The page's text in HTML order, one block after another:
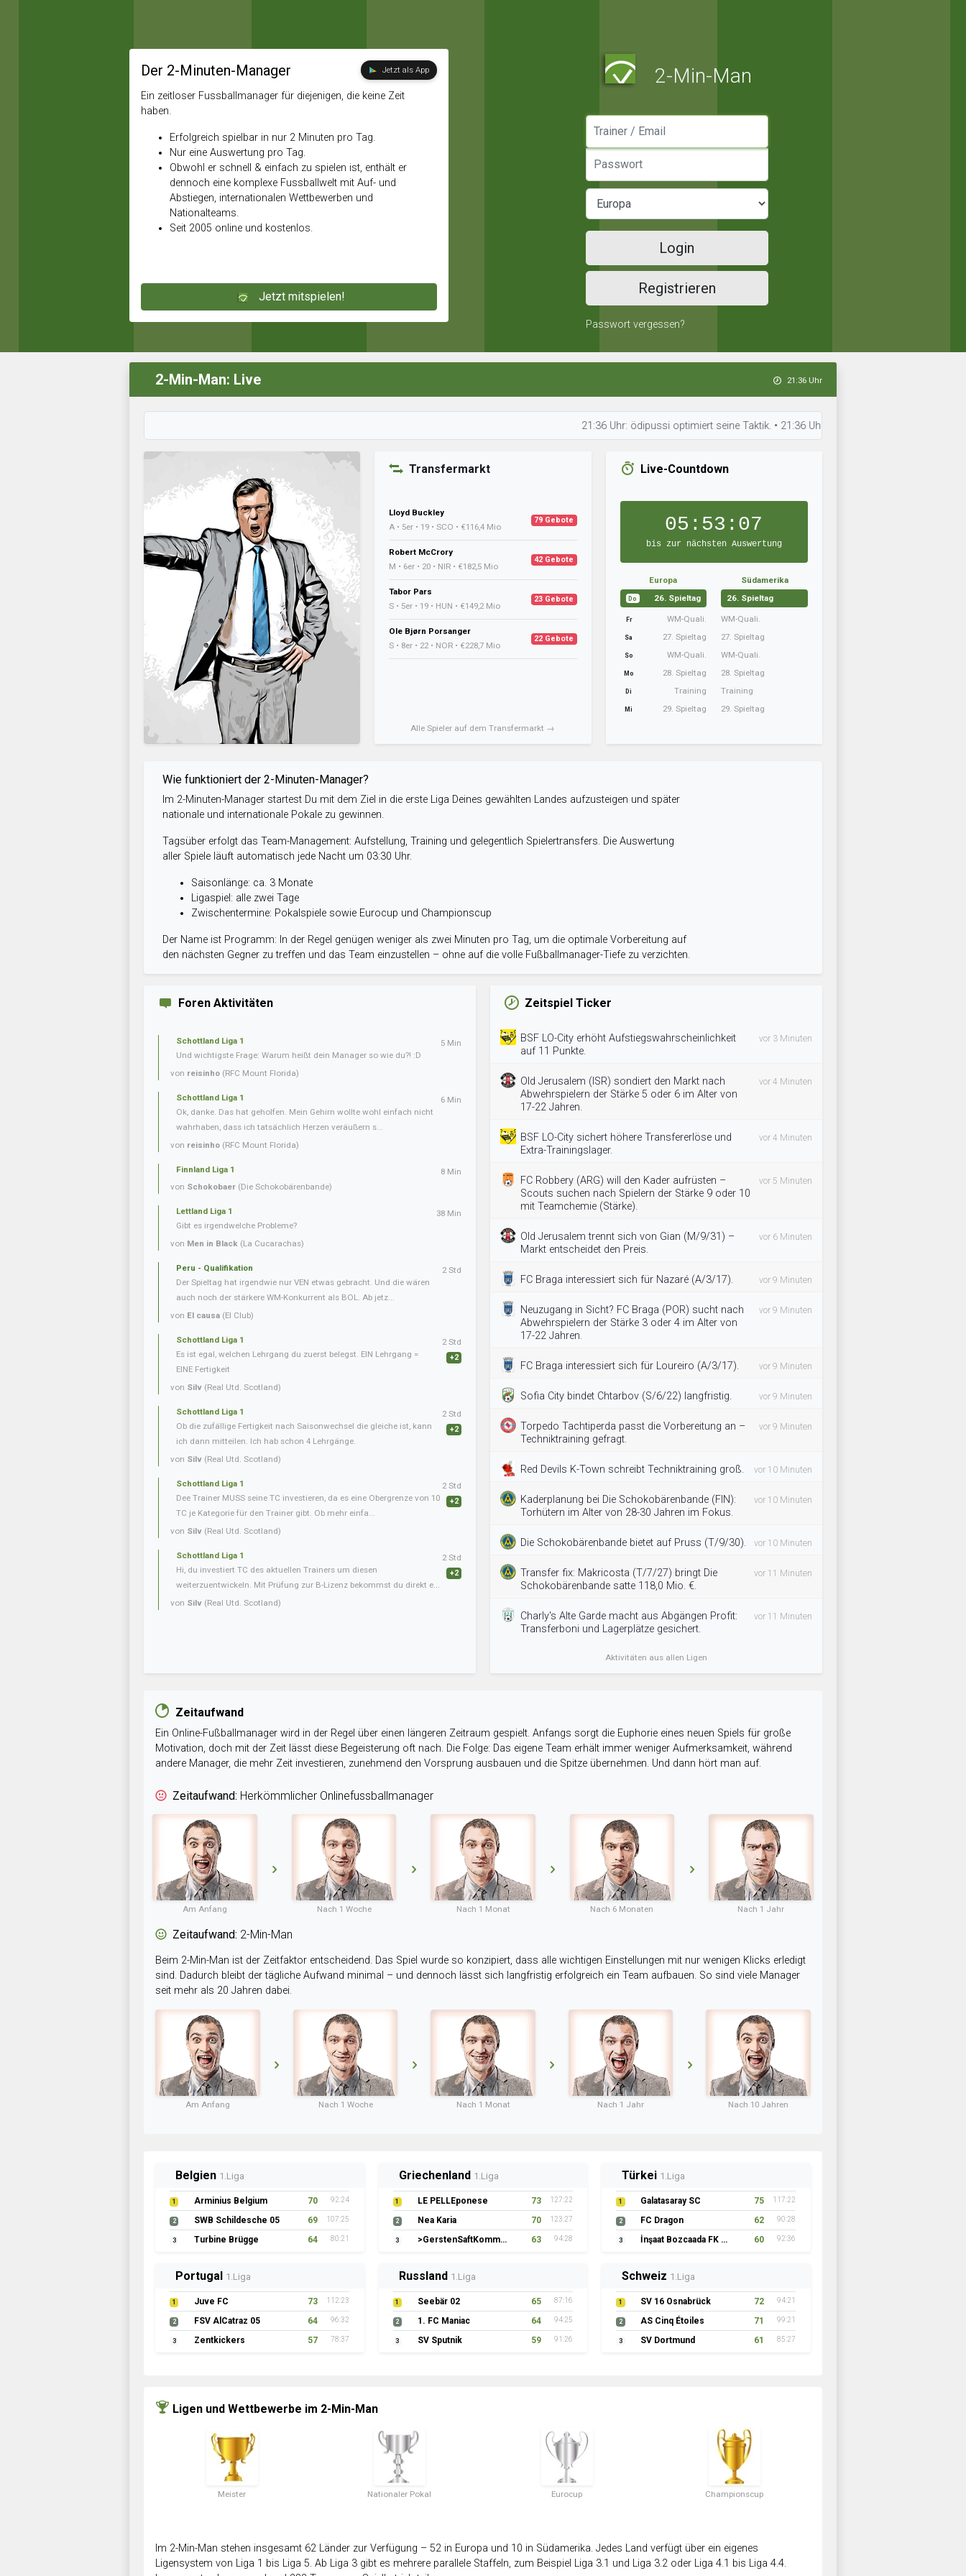
Der 2-Minuten-Manager Jetzt als App
Ein zeitloser Fussballmanager für diejenigen, die keine Zeit
haben.
Erfolgreich spielbar in nur 2 Minuten pro Tag.
Nur eine Auswertung pro Tag.
Obwohl er schnell & einfach zu spielen ist, enthält er
dennoch eine komplexe Fussballwelt mit Auf- und
Abstiegen, internationalen Wettbewerben und
Nationalteams.
Seit 2005 online und kostenlos.
Jetzt mitspielen!
2-Min-Man
Login
Registrieren
Passwort vergessen?
2-Min-Man: Live 21:36 Uhr
21:36 Uhr: ödipussi optimiert seine Taktik. • 21:36 Uhr: homer´s Gurkentruppe hat sein
Transfermarkt
Lloyd Buckley
A • 5er • 19 • SCO • €116,4 Mio
79 Gebote
Robert McCrory
M • 6er • 20 • NIR • €182,5 Mio
42 Gebote
Tabor Pars
S • 5er • 19 • HUN • €149,2 Mio
23 Gebote
Ole Bjørn Porsanger
S • 8er • 22 • NOR • €228,7 Mio
22 Gebote
Alle Spieler auf dem Transfermarkt →
Live-Countdown
05:53:06
bis zur nächsten Auswertung
Europa
Do 26. Spieltag
Fr WM-Quali.
Sa 27. Spieltag
So WM-Quali.
Mo 28. Spieltag
Di Training
Mi 29. Spieltag
Südamerika
26. Spieltag
WM-Quali.
27. Spieltag
WM-Quali.
28. Spieltag
Training
29. Spieltag
Wie funktioniert der 2-Minuten-Manager?
Im 2-Minuten-Manager startest Du mit dem Ziel in die erste Liga Deines gewählten Landes aufzusteigen und später
nationale und internationale Pokale zu gewinnen.
Tagsüber erfolgt das Team-Management: Aufstellung, Training und gelegentlich Spielertransfers. Die Auswertung
aller Spiele läuft automatisch jede Nacht um 03:30 Uhr.
Saisonlänge: ca. 3 Monate
Ligaspiel: alle zwei Tage
Zwischentermine: Pokalspiele sowie Eurocup und Championscup
Der Name ist Programm: In der Regel genügen weniger als zwei Minuten pro Tag, um die optimale Vorbereitung auf
den nächsten Gegner zu treffen und das Team einzustellen – ohne auf die volle Fußballmanager-Tiefe zu verzichten.
Foren Aktivitäten
Schottland Liga 1
Und wichtigste Frage: Warum heißt dein Manager so wie du?! :D
von reisinho (RFC Mount Florida)
5 Min
Schottland Liga 1
Ok, danke. Das hat geholfen. Mein Gehirn wollte wohl einfach nicht
wahrhaben, dass ich tatsächlich Herzen veräußern s...
von reisinho (RFC Mount Florida)
6 Min
Finnland Liga 1
von Schokobaer (Die Schokobärenbande)
8 Min
Lettland Liga 1
Gibt es irgendwelche Probleme?
von Men in Black (La Cucarachas)
38 Min
Peru - Qualifikation
Der Spieltag hat irgendwie nur VEN etwas gebracht. Und die wären
auch noch der stärkere WM-Konkurrent als BOL. Ab jetz...
von El causa (El Club)
2 Std
Schottland Liga 1
Es ist egal, welchen Lehrgang du zuerst belegst. EIN Lehrgang =
EINE Fertigkeit
von Silv (Real Utd. Scotland)
2 Std
+2
Schottland Liga 1
Ob die zufällige Fertigkeit nach Saisonwechsel die gleiche ist, kann
ich dann mitteilen. Ich hab schon 4 Lehrgänge.
von Silv (Real Utd. Scotland)
2 Std
+2
Schottland Liga 1
Dee Trainer MUSS seine TC investieren, da es eine Obergrenze von 10
TC je Kategorie für den Trainer gibt. Ob mehr einfa...
von Silv (Real Utd. Scotland)
2 Std
+2
Schottland Liga 1
Hi, du investiert TC des aktuellen Trainers um diesen
weiterzuentwickeln. Mit Prüfung zur B-Lizenz bekommst du direkt e...
von Silv (Real Utd. Scotland)
2 Std
+2
Zeitspiel Ticker
BSF LO-City erhöht Aufstiegswahrscheinlichkeit
auf 11 Punkte.
vor 3 Minuten
Old Jerusalem (ISR) sondiert den Markt nach
Abwehrspielern der Stärke 5 oder 6 im Alter von
17-22 Jahren.
vor 4 Minuten
BSF LO-City sichert höhere Transfererlöse und
Extra-Trainingslager.
vor 4 Minuten
FC Robbery (ARG) will den Kader aufrüsten –
Scouts suchen nach Spielern der Stärke 9 oder 10
mit Teamchemie (Stärke).
vor 5 Minuten
Old Jerusalem trennt sich von Gian (M/9/31) –
Markt entscheidet den Preis.
vor 6 Minuten
FC Braga interessiert sich für Nazaré (A/3/17). vor 9 Minuten
Neuzugang in Sicht? FC Braga (POR) sucht nach
Abwehrspielern der Stärke 3 oder 4 im Alter von
17-22 Jahren.
vor 9 Minuten
FC Braga interessiert sich für Loureiro (A/3/17). vor 9 Minuten
Sofia City bindet Chtarbov (S/6/22) langfristig. vor 9 Minuten
Torpedo Tachtiperda passt die Vorbereitung an –
Techniktraining gefragt.
vor 9 Minuten
Red Devils K-Town schreibt Techniktraining groß. vor 10 Minuten
Kaderplanung bei Die Schokobärenbande (FIN):
Torhütern im Alter von 28-30 Jahren im Fokus.
vor 10 Minuten
Die Schokobärenbande bietet auf Pruss (T/9/30). vor 10 Minuten
Transfer fix: Makricosta (T/7/27) bringt Die
Schokobärenbande satte 118,0 Mio. €.
vor 11 Minuten
Charly's Alte Garde macht aus Abgängen Profit:
Transferboni und Lagerplätze gesichert.
vor 11 Minuten
Aktivitäten aus allen Ligen
Zeitaufwand
Ein Online-Fußballmanager wird in der Regel über einen längeren Zeitraum gespielt. Anfangs sorgt die Euphorie eines neuen Spiels für große
Motivation, doch mit der Zeit lässt diese Begeisterung oft nach. Die Folge: Das eigene Team erhält immer weniger Aufmerksamkeit, während
andere Manager, die mehr Zeit investieren, zunehmend den Vorsprung ausbauen und die Spitze übernehmen. Und dann hört man auf.
Zeitaufwand: Herkömmlicher Onlinefussballmanager
Am Anfang Nach 1 Woche Nach 1 Monat Nach 6 Monaten Nach 1 Jahr
Zeitaufwand: 2-Min-Man
Beim 2-Min-Man ist der Zeitfaktor entscheidend. Das Spiel wurde so konzipiert, dass alle wichtigen Einstellungen mit nur wenigen Klicks erledigt
sind. Dadurch bleibt der tägliche Aufwand minimal – und dennoch lässt sich langfristig erfolgreich ein Team aufbauen. So sind viele Manager
seit mehr als 20 Jahren dabei.
Am Anfang Nach 1 Woche Nach 1 Monat Nach 1 Jahr Nach 10 Jahren
Belgien 1.Liga
1 Arminius Belgium 70 92:24
2 SWB Schildesche 05 69 107:25
3 Turbine Brügge 64 80:21
Griechenland 1.Liga
1 LE PELLEponese 73 127:22
2 Nea Karia 70 123:27
3 >GerstenSaftKommando 63 94:28
Türkei 1.Liga
1 Galatasaray SC 75 117:22
2 FC Dragon 62 90:28
3 İnşaat Bozcaada FK 1957 60 92:36
Portugal 1.Liga
1 Juve FC 73 112:23
2 FSV AlCatraz 05 64 96:32
3 Zentkickers 57 78:37
Russland 1.Liga
1 Seebär 02 65 87:16
2 1. FC Maniac 64 94:25
3 SV Sputnik 59 91:26
Schweiz 1.Liga
1 SV 16 Osnabrück 72 94:21
2 AS Cinq Étoiles 71 99:21
3 SV Dortmund 61 85:27
Ligen und Wettbewerbe im 2-Min-Man
Meister Nationaler Pokal Eurocup Championscup
Im 2-Min-Man stehen insgesamt 62 Länder zur Verfügung – 52 in Europa und 10 in Südamerika. Jedes Land verfügt über ein eigenes
Ligensystem von Liga 1 bis Liga 5. Ab Liga 3 gibt es mehrere parallele Staffeln, zum Beispiel Liga 3.1 und Liga 3.2 oder Liga 4.1 bis Liga 4.4.